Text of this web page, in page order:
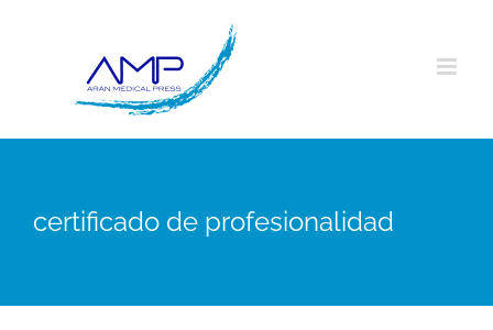
certificado de profesionalidad